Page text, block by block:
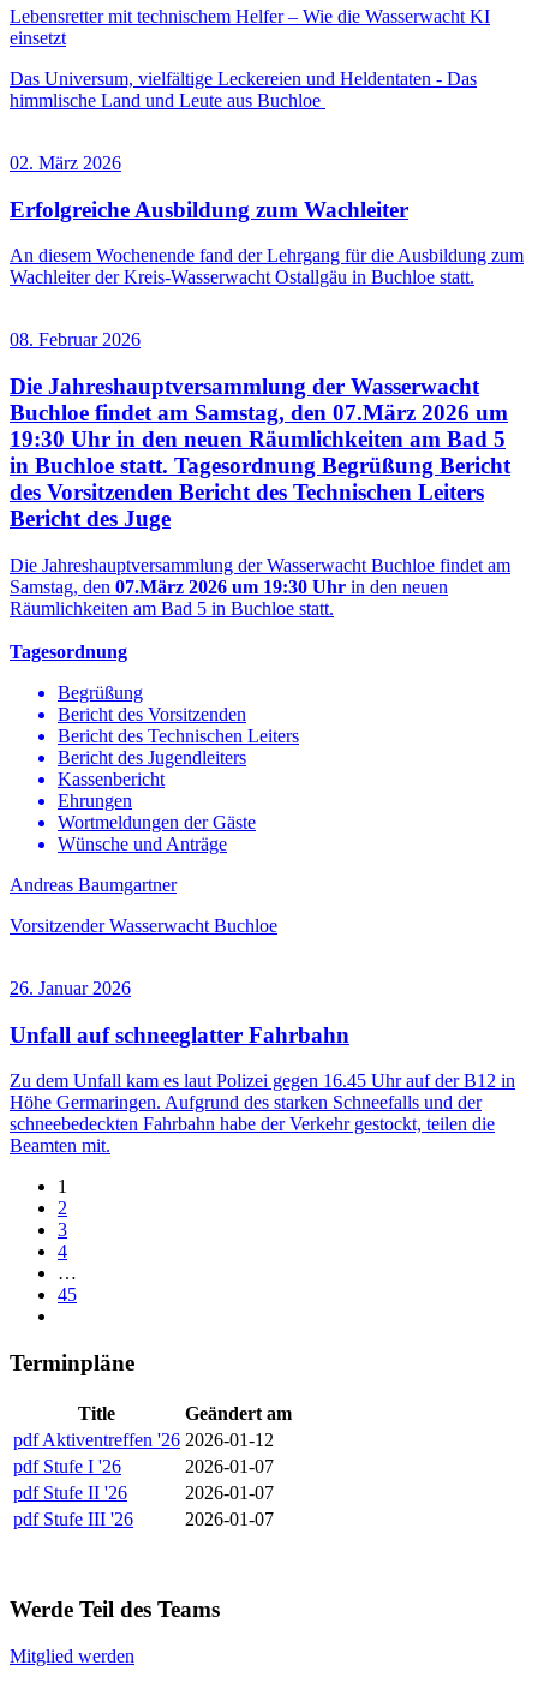
Lebensretter mit technischem Helfer – Wie die Wasserwacht KI
einsetzt
Das Universum, vielfältige Leckereien und Heldentaten - Das
himmlische Land und Leute aus Buchloe
02. März 2026
Erfolgreiche Ausbildung zum Wachleiter
An diesem Wochenende fand der Lehrgang für die Ausbildung zum
Wachleiter der Kreis-Wasserwacht Ostallgäu in Buchloe statt.
08. Februar 2026
Die Jahreshauptversammlung der Wasserwacht
Buchloe findet am Samstag, den 07.März 2026 um
19:30 Uhr in den neuen Räumlichkeiten am Bad 5
in Buchloe statt. Tagesordnung Begrüßung Bericht
des Vorsitzenden Bericht des Technischen Leiters
Bericht des Juge
Die Jahreshauptversammlung der Wasserwacht Buchloe findet am
Samstag, den 07.März 2026 um 19:30 Uhr in den neuen
Räumlichkeiten am Bad 5 in Buchloe statt.
Tagesordnung
Begrüßung
Bericht des Vorsitzenden
Bericht des Technischen Leiters
Bericht des Jugendleiters
Kassenbericht
Ehrungen
Wortmeldungen der Gäste
Wünsche und Anträge
Andreas Baumgartner
Vorsitzender Wasserwacht Buchloe
26. Januar 2026
Unfall auf schneeglatter Fahrbahn
Zu dem Unfall kam es laut Polizei gegen 16.45 Uhr auf der B12 in
Höhe Germaringen. Aufgrund des starken Schneefalls und der
schneebedeckten Fahrbahn habe der Verkehr gestockt, teilen die
Beamten mit.
1
2
3
4
…
45
Terminpläne
Title
Geändert am
pdf Aktiventreffen '26 2026-01-12
pdf Stufe I '26
2026-01-07
pdf Stufe II '26
2026-01-07
pdf Stufe III '26 2026-01-07
Werde Teil des Teams
Mitglied werden